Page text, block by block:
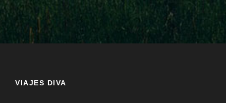
VIAJES DIVA